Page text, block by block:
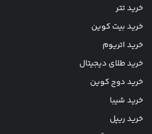
خرید تتر
خرید بیت کوین
خرید اتریوم
خرید طلای دیجیتال
خرید دوج کوین
خرید شیبا
خرید ریپل